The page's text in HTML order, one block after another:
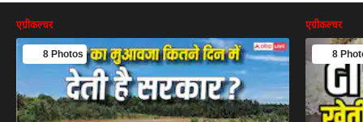
एग्रीकल्चर
8 Photos
एग्रीकल्चर
8